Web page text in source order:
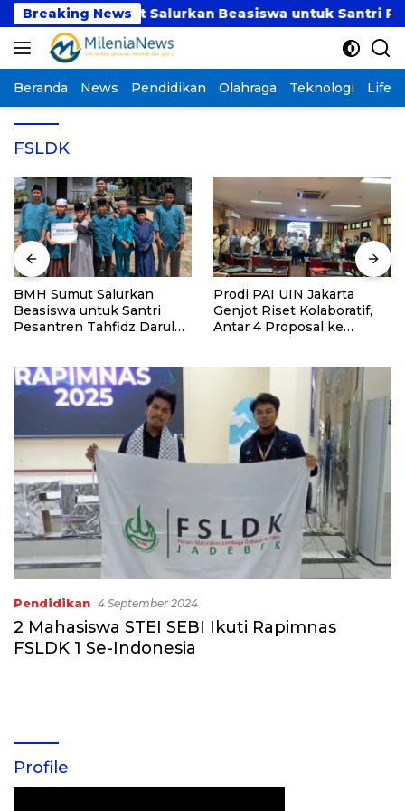
Langsung
ke
konten
Breaking News
BMH Sumut Salurkan Beasiswa untuk Santri
Beranda News Pendidikan Olahraga Teknologi
FSLDK
BMH Sumut Salurkan
Beasiswa untuk Santri
Pesantren Tahfidz Darul
Prodi PAI UIN Jakarta
Genjot Riset Kolaboratif,
Antar 4 Proposal ke
Pendidikan 4 September 2024
2 Mahasiswa STEI SEBI Ikuti Rapimnas
FSLDK 1 Se-Indonesia
Profile